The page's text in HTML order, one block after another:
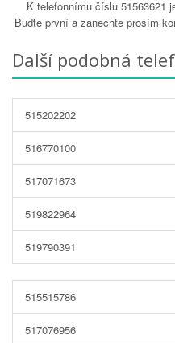
K telefonnímu číslu 51563621
Buďte první a zanechte prosím
Další podobná
515202202
516770100
517071673
519822964
519790391
515515786
517076956